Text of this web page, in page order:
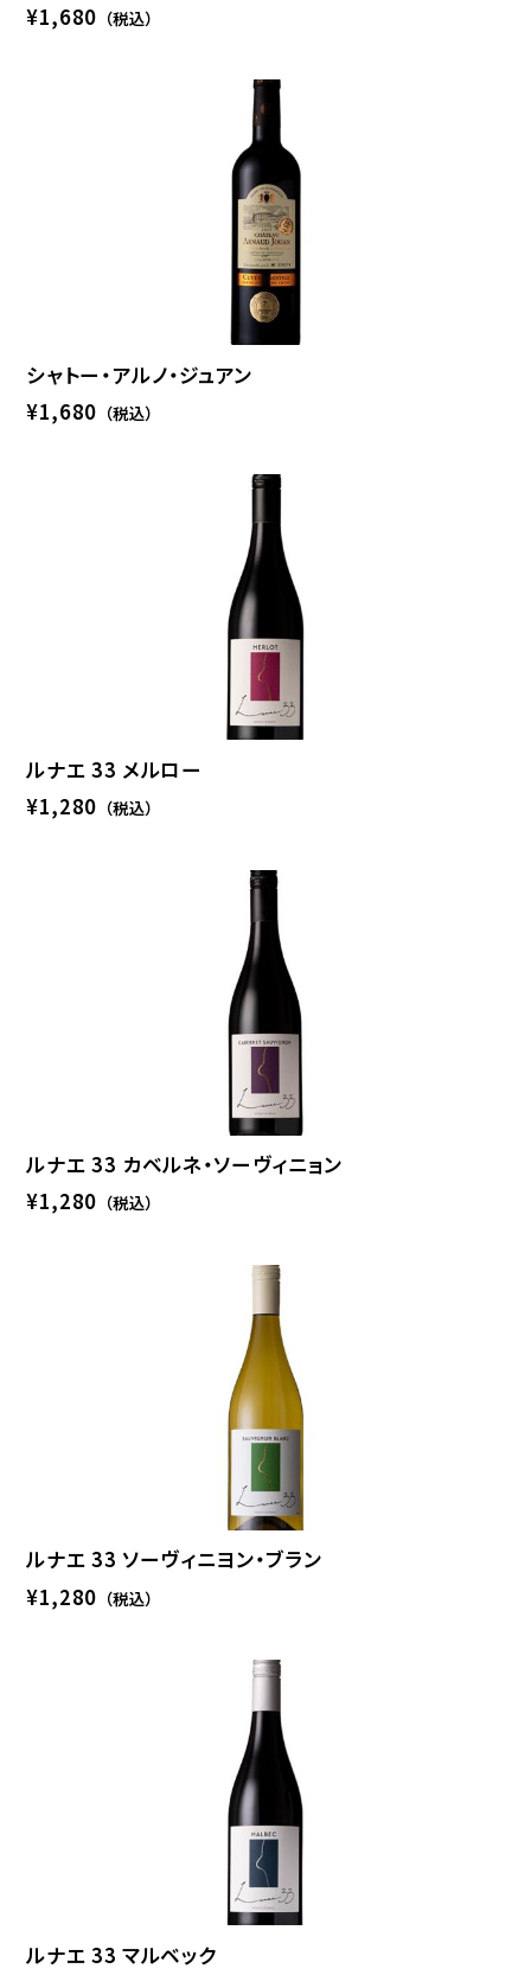
¥1,680 （税込）
シャトー・アルノ・ジュアン
¥1,680 （税込）
ルナエ 33 メルロー
¥1,280 （税込）
ルナエ 33 カベルネ・ソーヴィニョン
¥1,280 （税込）
ルナエ 33 ソーヴィニヨン・ブラン
¥1,280 （税込）
ルナエ 33 マルベック